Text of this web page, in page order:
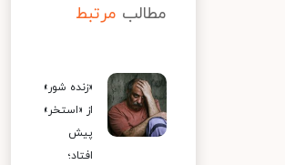
مطالب مرتبط
«زنده شور»
از «استخر»
پیش
افتاد؛